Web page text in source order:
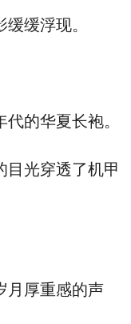
缓浮现。
的华夏长袍。
光穿透了机甲
厚重感的声